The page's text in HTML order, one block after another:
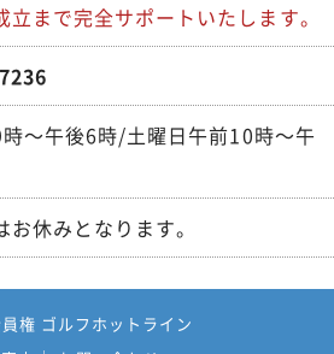
まで完全サポートいたします。
～午後6時/土曜日午前10時～午
休みとなります。
権 ゴルフホットライン